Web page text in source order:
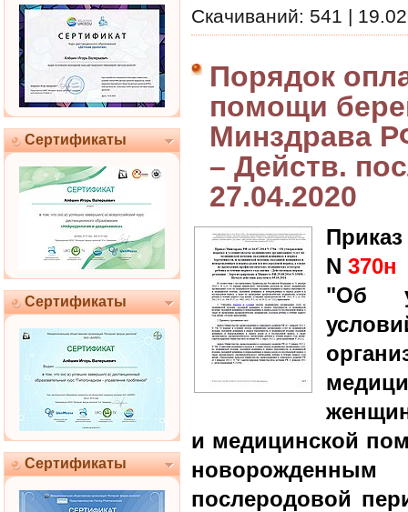
Сертификаты
Сертификаты
Сертификаты
Скачиваний: 541 |
Порядок
помощи
Минздрава
– Действ.
27.04.2020
N 370н
"Об
и медицинской
послеродовой